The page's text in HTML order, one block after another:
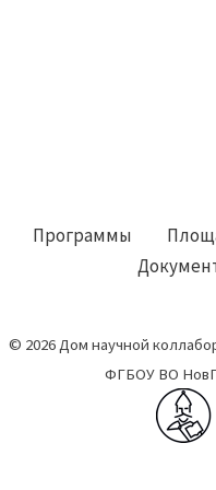
Программы
© 2026 Дом научной
ФГБОУ ВО